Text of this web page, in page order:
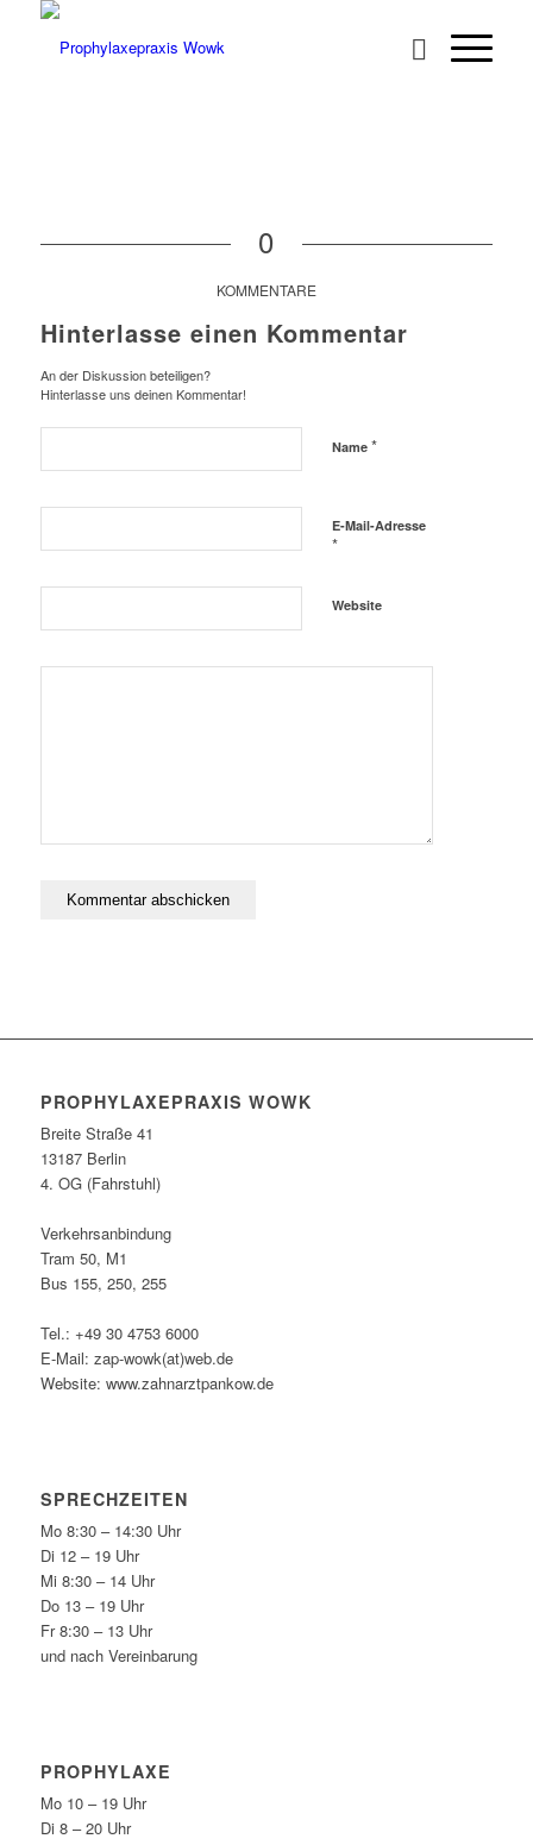
0
KOMMENTARE
Hinterlasse einen Kommentar
An der Diskussion beteiligen?
Hinterlasse uns deinen Kommentar!
Name *
E-Mail-Adresse
*
Website
PROPHYLAXEPRAXIS WOWK
Breite Straße 41
13187 Berlin
4. OG (Fahrstuhl)
Verkehrsanbindung
Tram 50, M1
Bus 155, 250, 255
Tel.: +49 30 4753 6000
E-Mail: zap-wowk(at)web.de
Website: www.zahnarztpankow.de
SPRECHZEITEN
Mo 8:30 – 14:30 Uhr
Di 12 – 19 Uhr
Mi 8:30 – 14 Uhr
Do 13 – 19 Uhr
Fr 8:30 – 13 Uhr
und nach Vereinbarung
PROPHYLAXE
Mo 10 – 19 Uhr
Di 8 – 20 Uhr